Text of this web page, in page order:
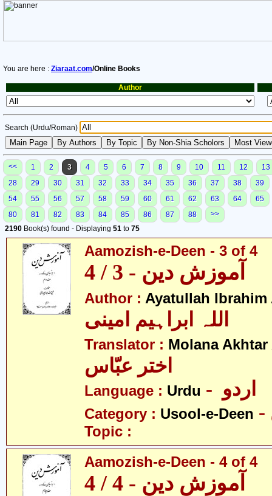
You are here : Ziaraat.com/Online Books
Author
Search (Urdu/Roman)
<< 1 2 3 4 5 6 7 8 9 10 11 12
13
28
29 30 31 32 33 34 35 36 37 38
39
54
55 56 57 58 59 60 61 62 63 64
65
80
81 82 83 84 85 86 87 88
>>
2190 Book(s) found - Displaying 51 to 75
Aamozish-e-Deen - 3 of 4
آموزش دین - 3 / 4
Author : Ayatullah Ibrahim
اللہ ابراہیم امینی
Translator : Molana Akhtar
اختر عبّاس
Language : Urdu
Category : Usool-e-Deen
Topic :
Aamozish-e-Deen - 4 of 4
آموزش دین - 4 / 4